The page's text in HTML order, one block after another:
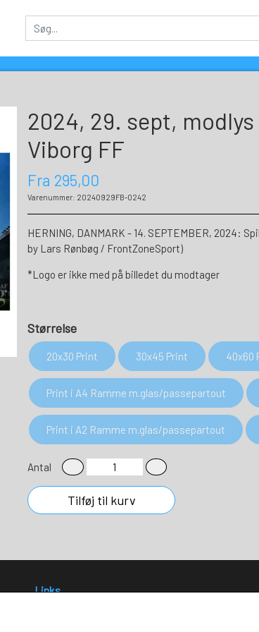
2024, 29. sept, modlys
Viborg FF
Fra 295,00
Varenummer: 20240929FB-0242
HERNING, DANMARK - 14. SEPTEMBER, 2024:
by Lars Rønbøg / FrontZoneSport)
*Logo er ikke med på billedet du modtager
Størrelse
20x30 Print 30x45 Print 40x60
Print i A4 Ramme m.glas/passepartout
Print i A2 Ramme m.glas/passepartout
Antal
Tilføj til kurv
Links